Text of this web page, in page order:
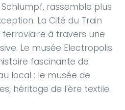
rassemble plus
La Cité du Train
ferroviaire à travers une
Le musée Electropolis
fascinante de
local : le musée de
héritage de l’ère textile.